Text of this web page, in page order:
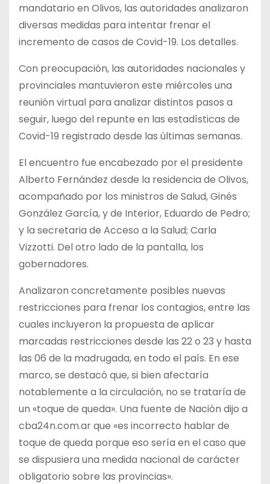
mandatario en Olivos, las autoridades analizaron
diversas medidas para intentar frenar el
incremento de casos de Covid-19. Los detalles.
Con preocupación, las autoridades nacionales y
provinciales mantuvieron este miércoles una
reunión virtual para analizar distintos pasos a
seguir, luego del repunte en las estadísticas de
Covid-19 registrado desde las últimas semanas.
El encuentro fue encabezado por el presidente
Alberto Fernández desde la residencia de Olivos,
acompañado por los ministros de Salud, Ginés
González García, y de Interior, Eduardo de Pedro;
y la secretaria de Acceso a la Salud; Carla
Vizzotti. Del otro lado de la pantalla, los
gobernadores.
Analizaron concretamente posibles nuevas
restricciones para frenar los contagios, entre las
cuales incluyeron la propuesta de aplicar
marcadas restricciones desde las 22 o 23 y hasta
las 06 de la madrugada, en todo el país. En ese
marco, se destacó que, si bien afectaría
notablemente a la circulación, no se trataría de
un «toque de queda». Una fuente de Nación dijo a
cba24n.com.ar que «es incorrecto hablar de
toque de queda porque eso sería en el caso que
se dispusiera una medida nacional de carácter
obligatorio sobre las provincias».